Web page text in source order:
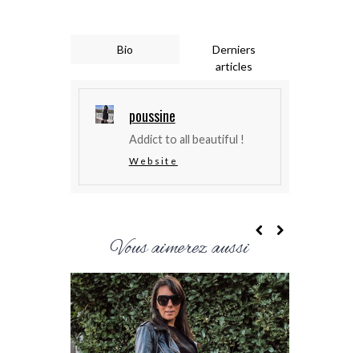
Bio
Derniers
articles
poussine
Addict to all beautiful !
Website
Vous aimerez aussi